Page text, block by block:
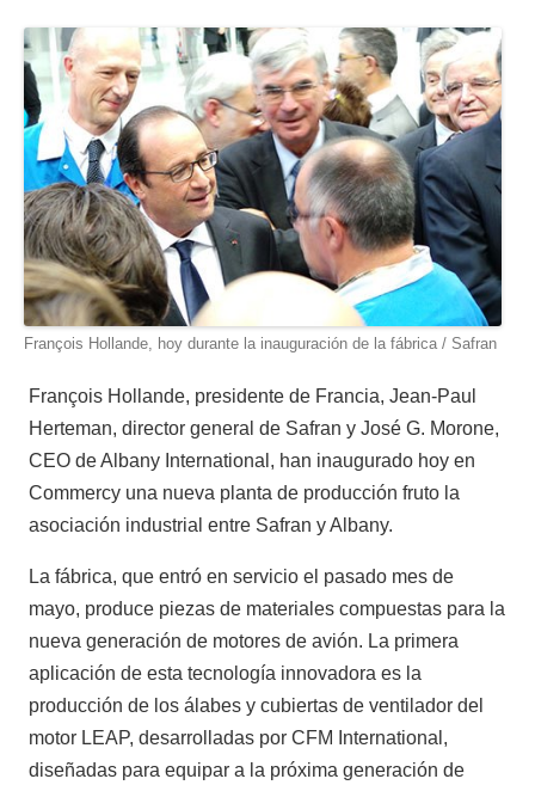
François Hollande, hoy durante la inauguración de la fábrica / Safran
François Hollande, presidente de Francia, Jean-Paul
Herteman, director general de Safran y José G. Morone,
CEO de Albany International, han inaugurado hoy en
Commercy una nueva planta de producción fruto la
asociación industrial entre Safran y Albany.
La fábrica, que entró en servicio el pasado mes de
mayo, produce piezas de materiales compuestas para la
nueva generación de motores de avión. La primera
aplicación de esta tecnología innovadora es la
producción de los álabes y cubiertas de ventilador del
motor LEAP, desarrolladas por CFM International,
diseñadas para equipar a la próxima generación de